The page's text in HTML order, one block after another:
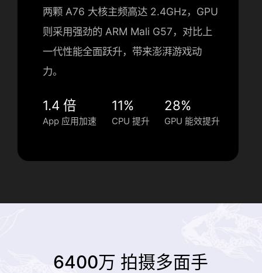
两颗 A76 大核主频高达 2.4GHz，GPU
则采用强劲的 ARM Mali G57，对比上
一代性能全面跃升，带来澎湃游戏动
力。
1.4 倍
App 应用加速
11%
CPU 提升
28%
GPU 能效提升
6400万 拍摄多面手